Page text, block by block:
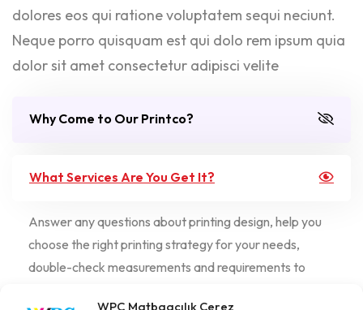
WPC Matbaacılık Çerez
dolores eos qui ratione voluptatem sequi neciunt.
Neque porro quisquam est qui dolo rem ipsum quia
dolor sit amet consectetur adipisci velite
Why Come to Our Printco?
What Services Are You Get It?
Answer any questions about printing design, help you
choose the right printing strategy for your needs,
double-check measurements and requirements to